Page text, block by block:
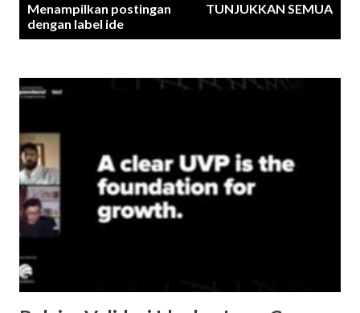
Menampilkan postingan
dengan label ide
TUNJUKKAN SEMUA